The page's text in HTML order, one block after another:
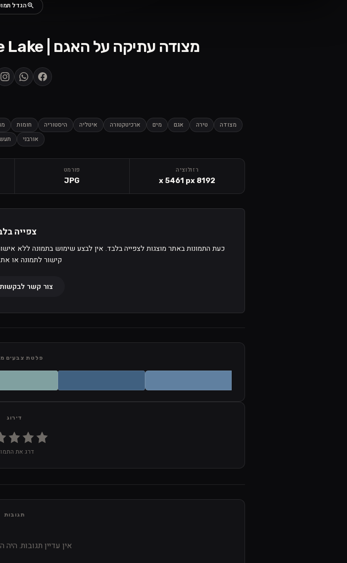
הגדל
מצודה עתיקה על האגם | Ancient Fortress on the Lake
מצודה טירה אגם מים ארכיטקטורה איטליה היסטוריה חומות
אורבני
רזולוציה
8192 x 5461 px
פורמט
JPG
צפייה
כעת התמונות באתר מוצגות לצפייה בלבד. אין לבצע שימוש בתמונה ללא
קישור לתמונה או
צור קשר
פלטת צבעים
דירוג
דרג את
תגובות
אין עדיין תגובות.